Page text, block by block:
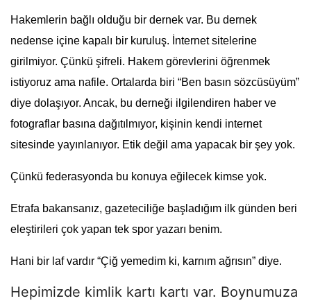
Hakemlerin bağlı olduğu bir dernek var. Bu dernek
nedense içine kapalı bir kuruluş. İnternet sitelerine
girilmiyor. Çünkü şifreli. Hakem görevlerini öğrenmek
istiyoruz ama nafile. Ortalarda biri “Ben basın sözcüsüyüm”
diye dolaşıyor. Ancak, bu derneği ilgilendiren haber ve
fotograflar basına dağıtılmıyor, kişinin kendi internet
sitesinde yayınlanıyor. Etik değil ama yapacak bir şey yok.
Çünkü federasyonda bu konuya eğilecek kimse yok.
Etrafa bakansanız, gazeteciliğe başladığım ilk günden beri
eleştirileri çok yapan tek spor yazarı benim.
Hani bir laf vardır “Çiğ yemedim ki, karnım ağrısın” diye.
Hepimizde kimlik kartı kartı var. Boynumuza